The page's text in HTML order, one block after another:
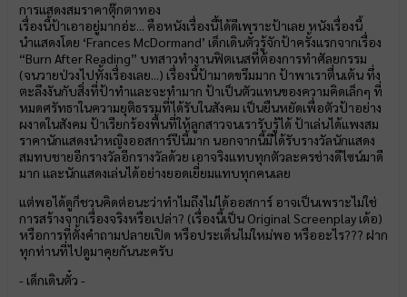
การแสดงสมราคาตุ๊กตาทอง
เรื่องนี้ป้าเอาอยู่มากอ่ะ... คือหนังเรื่องนี้ได้ดีเพราะป้าเลย หนังเรื่องนี้
นำแสดงโดย ‘Frances McDormand’ เด็กเดินตั๋วรู้จักป้าครั้งแรกจากเรื่อง
“Burn After Reading” บทสาวทำงานฟิตเนสที่ต้องการทำศัลยกรรม
(จนวายป่วงไปทั้งเรื่องเลย...) เรื่องนี้ป้ามาดขรึมมาก ป้าพาเราตื่นเต้น ทึ่ง
ตะลึงงันกับสิ่งที่ป้าทำและจะทำมาก ป้าเป็นตัวแทนของความคิดเล็กๆ ที่
หมดศรัทธาในความยุติธรรมที่ได้รับในสังคม เป็นยืนหยัดเพื่อตัวป้าอย่าง
ผงาดในสังคม ป้าเรียกร้องพื้นที่ให้ลูกสาวจนเรารับรู้ได้ ป้าเล่นได้แพงสม
ราคานักแสดงนำหญิงออสการ์ปีนี้มาก นอกจากนี้มีได้รับรางวัลนักแสดง
สมทบชายอีกรางวัลอีกรางวัลด้วย เอาจริงแทบทุกตัวละครช่างดีไซน์มาดี
มาก และนักแสดงเล่นได้อย่างยอดเยี่ยมแทบทุกคนเลย
แต่พอได้ดูก็ชวนคิดต่อนะว่าทำไมถึงไม่ได้ออสการ์ อาจเป็นเพราะไม่ใช่
การสร้างจากเรื่องจริงหรือเปล่า? (เรื่องนี้เป็น Original Screenplay เด้อ)
หรือการที่ตั้งคำถามปลายเปิด หรือประเด็นไม่ใหม่พอ หรืออะไร??? ฝาก
ทุกท่านที่ไปดูมาคุยกันนะครับ
- เด็กเดินตั๋ว -